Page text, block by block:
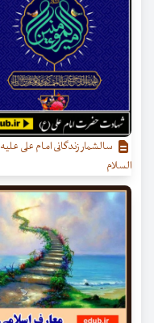
سالشمار زندگانی امام علی علیه
السلام